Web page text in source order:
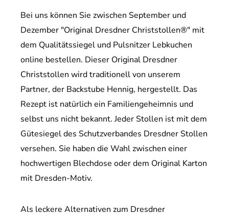
Bei uns können Sie zwischen September und
Dezember "Original Dresdner Christstollen®" mit
dem Qualitätssiegel und Pulsnitzer Lebkuchen
online bestellen. Dieser Original Dresdner
Christstollen wird traditionell von unserem
Partner, der Backstube Hennig, hergestellt. Das
Rezept ist natürlich ein Familiengeheimnis und
selbst uns nicht bekannt. Jeder Stollen ist mit dem
Gütesiegel des Schutzverbandes Dresdner Stollen
versehen. Sie haben die Wahl zwischen einer
hochwertigen Blechdose oder dem Original Karton
mit Dresden-Motiv.
Als leckere Alternativen zum Dresdner